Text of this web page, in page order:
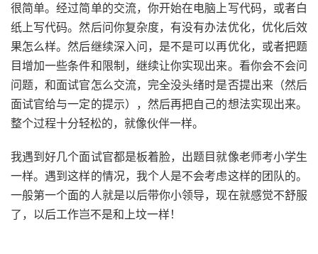
很简单。经过简单的交流，你开始在电脑上写代码，或者白
纸上写代码。然后问你复杂度，有没有办法优化，优化后效
果怎么样。然后继续深入问，是不是可以再优化，或者把题
目增加一些条件和限制，继续让你实现出来。看你会不会问
问题，和面试官怎么交流，完全没头绪时是否提出来（然后
面试官给与一定的提示），然后再把自己的想法实现出来。
整个过程十分轻松的，就像伙伴一样。
我遇到好几个面试官都是板着脸，出题目就像老师考小学生
一样。遇到这样的情况，我个人是不会考虑这样的团队的。
一般第一个面的人就是以后带你小领导，现在就感觉不舒服
了，以后工作岂不是和上坟一样！